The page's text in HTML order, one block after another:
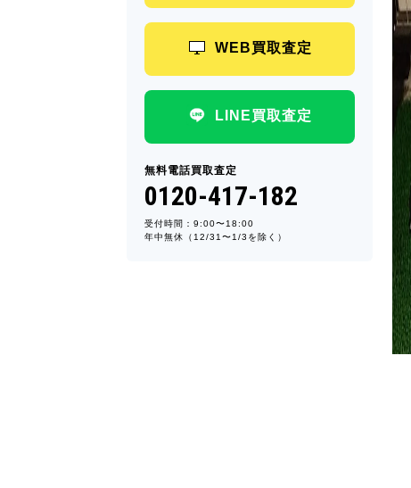
WEB買取査定
LINE買取査定
無料電話買取査定
0120-417-182
受付時間：9:00〜18:00
年中無休（12/31〜1/3を除く）